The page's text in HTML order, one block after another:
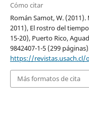
Cómo citar
Román Samot, W.
2011), El rostro del
15-20), Puerto Rico,
9842407-1-5 (299
https://
Más formatos de cita